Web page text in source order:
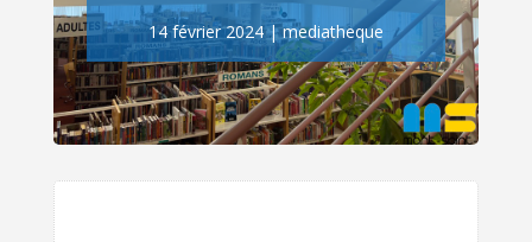
14 février 2024|mediatheque